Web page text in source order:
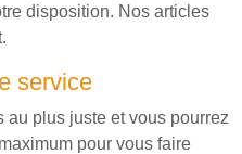
disposition. Nos articles
service
au plus juste et vous pourrez
pour vous faire